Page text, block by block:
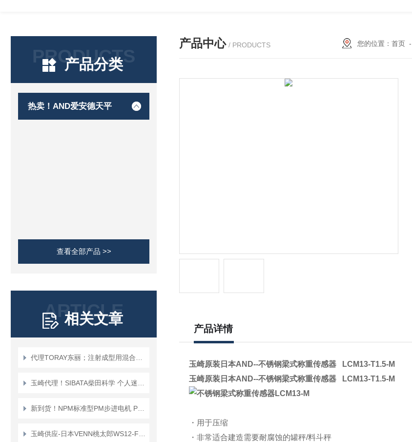
PRODUCTS
产品分类
热卖！AND爱安德天平
查看全部产品 >>
ARTICLE
相关文章
产品中心 / PRODUCTS 您的位置： 首页-
产品详情
玉崎原装日本AND--不锈钢梁式称重传感器LCM13-T1.5-M
玉崎原装日本AND--不锈钢梁式称重传感器LCM13-T1.5-M
・用于压缩
・非常适合建造需要耐腐蚀的罐秤/料斗秤